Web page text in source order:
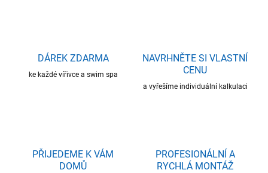
DÁREK ZDARMA
ke každé vířivce a swim spa
NAVRHNĚTE SI VLASTNÍ
CENU
a vyřešíme individuální kalkulaci
PŘIJEDEME K VÁM
DOMŮ
PROFESIONÁLNÍ A
RYCHLÁ MONTÁŽ